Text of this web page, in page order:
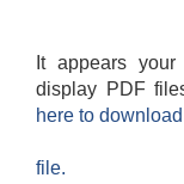
It appears
display PDF
here to
file.